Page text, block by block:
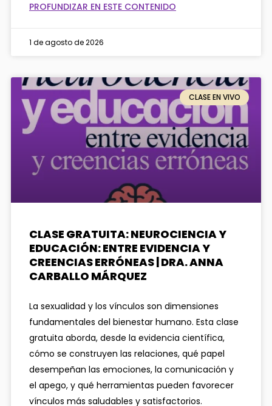
PROFUNDIZAR EN ESTE CONTENIDO
1 de agosto de 2026
CLASE EN VIVO
CLASE GRATUITA: NEUROCIENCIA Y
EDUCACIÓN: ENTRE EVIDENCIA Y
CREENCIAS ERRÓNEAS | DRA. ANNA
CARBALLO MÁRQUEZ
La sexualidad y los vínculos son dimensiones
fundamentales del bienestar humano. Esta clase
gratuita aborda, desde la evidencia científica,
cómo se construyen las relaciones, qué papel
desempeñan las emociones, la comunicación y
el apego, y qué herramientas pueden favorecer
vínculos más saludables y satisfactorios.